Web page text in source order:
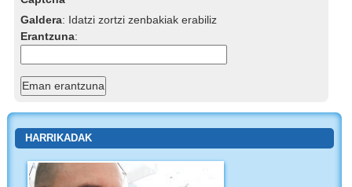
Galdera: Idatzi zortzi zenbakiak erabiliz
Erantzuna:
HARRIKADAK